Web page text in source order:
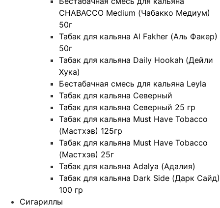
CHABACCO Medium (Чабакко Медиум)
50г
Табак для кальяна Al Fakher (Аль Факер)
50г
Табак для кальяна Daily Hookah (Дейли
Хука)
Бестабачная смесь для кальяна Leyla
Табак для кальяна Северный
Табак для кальяна Северный 25 гр
Табак для кальяна Must Have Tobacco
(Мастхэв) 125гр
Табак для кальяна Must Have Tobacco
(Мастхэв) 25г
Табак для кальяна Adalya (Адалия)
Табак для кальяна Dark Side (Дарк Сайд)
100 гр
Сигариллы